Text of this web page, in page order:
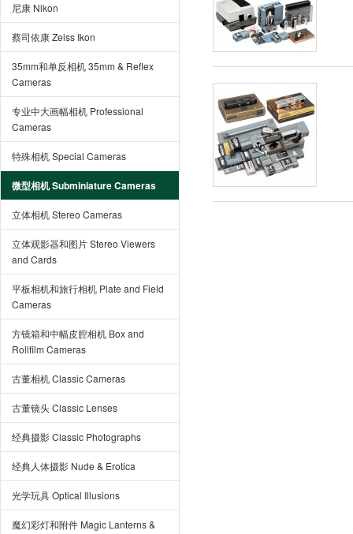
尼康 Nikon
蔡司依康 Zeiss Ikon
35mm和单反相机 35mm & Reflex
Cameras
专业中大画幅相机 Professional
Cameras
特殊相机 Special Cameras
微型相机 Subminiature Cameras
立体相机 Stereo Cameras
立体观影器和图片 Stereo Viewers
and Cards
平板相机和旅行相机 Plate and Field
Cameras
方镜箱和中幅皮腔相机 Box and
Rollfilm Cameras
古董相机 Classic Cameras
古董镜头 Classic Lenses
经典摄影 Classic Photographs
经典人体摄影 Nude & Erotica
光学玩具 Optical Illusions
魔幻彩灯和附件 Magic Lanterns &